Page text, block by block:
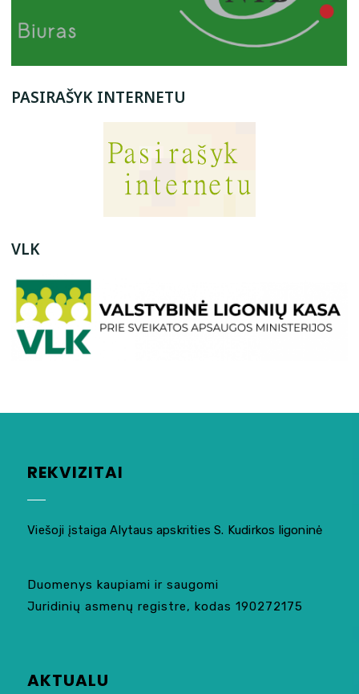
PASIRAŠYK INTERNETU
VLK
REKVIZITAI
Viešoji įstaiga Alytaus apskrities S. Kudirkos ligoninė
Duomenys kaupiami ir saugomi
Juridinių asmenų registre, kodas 190272175
AKTUALU